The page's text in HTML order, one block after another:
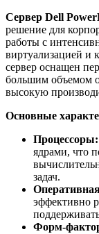
Сервер Dell
решение для
работы с
виртуализацией и
сервер оснащен
большим объемом
высокую
Основные
Процессоры:
ядрами, что
задач.
эффективно
Форм-